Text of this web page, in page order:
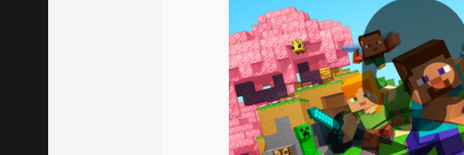
Confirmo que li, aceito e concordo